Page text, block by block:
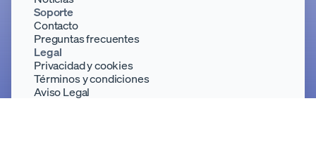
Soporte
Contacto
Preguntas frecuentes
Legal
Privacidad y cookies
Términos y condiciones
Aviso Legal